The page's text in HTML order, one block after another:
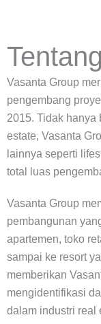
Vasanta Group
pengembang
2015. Tidak hanya
estate, Vasanta
lainnya seperti
total luas
Vasanta Group
pembangunan
apartemen, toko
sampai ke resort
memberikan
mengidentifikasi
dalam industri real